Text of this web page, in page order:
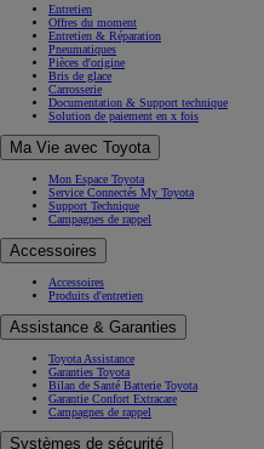
Entretien
Offres du moment
Entretien & Réparation
Pneumatiques
Pièces d'origine
Bris de glace
Carrosserie
Documentation & Support technique
Solution de paiement en x fois
Ma Vie avec Toyota
Mon Espace Toyota
Service Connectés My Toyota
Support Technique
Campagnes de rappel
Accessoires
Accessoires
Produits d'entretien
Assistance & Garanties
Toyota Assistance
Garanties Toyota
Bilan de Santé Batterie Toyota
Garantie Confort Extracare
Campagnes de rappel
Systèmes de sécurité